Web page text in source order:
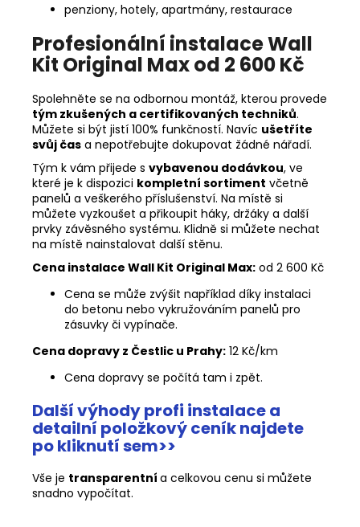
penziony, hotely, apartmány, restaurace
Profesionální instalace Wall
Kit Original Max od 2 600 Kč
Spolehněte se na odbornou montáž, kterou provede
tým zkušených a certifikovaných techniků.
Můžete si být jistí 100% funkčností. Navíc ušetříte
svůj čas a nepotřebujte dokupovat žádné nářadí.
Tým k vám přijede s vybavenou dodávkou, ve
které je k dispozici kompletní sortiment včetně
panelů a veškerého příslušenství. Na místě si
můžete vyzkoušet a přikoupit háky, držáky a další
prvky závěsného systému. Klidně si můžete nechat
na místě nainstalovat další stěnu.
Cena instalace Wall Kit Original Max: od 2 600 Kč
Cena se může zvýšit například díky instalaci
do betonu nebo vykružováním panelů pro
zásuvky či vypínače.
Cena dopravy z Čestlic u Prahy: 12 Kč/km
Cena dopravy se počítá tam i zpět.
Další výhody profi instalace a
detailní položkový ceník najdete
po kliknutí sem>>
Vše je transparentní a celkovou cenu si můžete
snadno vypočítat.